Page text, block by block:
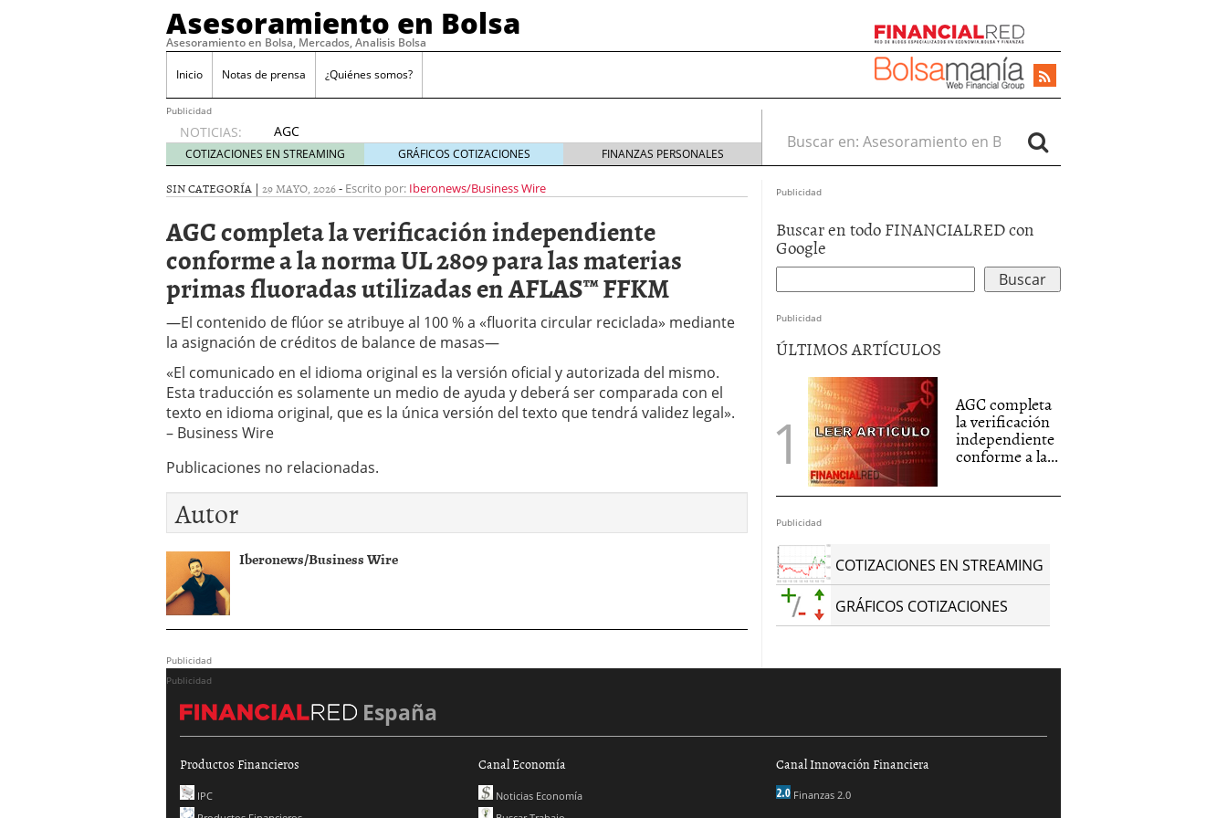
Asesoramiento en Bolsa
Asesoramiento en Bolsa, Mercados, Analisis Bolsa
Inicio Notas de prensa ¿Quiénes somos?
Publicidad
NOTICIAS:
AGC
completa
la
verificación
conforme
a la
norma
para las
materias
primas
fluoradas
utilizadas
en
AFLAS™
FFKM
2026
COTIZACIONES EN STREAMING GRÁFICOS COTIZACIONES FINANZAS PERSONALES
Buscar en:
SIN CATEGORÍA | 29 MAYO, 2026- Escrito por: Iberonews/Business Wire
AGC completa la verificación independiente
conforme a la norma UL 2809 para las materias
primas fluoradas utilizadas en AFLAS™ FFKM
—El contenido de flúor se atribuye al 100 % a «fluorita circular reciclada» mediante
la asignación de créditos de balance de masas—
«El comunicado en el idioma original es la versión oficial y autorizada del mismo.
Esta traducción es solamente un medio de ayuda y deberá ser comparada con el
texto en idioma original, que es la única versión del texto que tendrá validez legal».
– Business Wire
Publicaciones no relacionadas.
Autor
Iberonews/Business Wire
Publicidad
Publicidad
Buscar en todo FINANCIALRED con
Google
Publicidad
ÚLTIMOS ARTÍCULOS
AGC completa
la verificación
independiente
conforme a la...
Publicidad
COTIZACIONES EN STREAMING
GRÁFICOS COTIZACIONES
Publicidad
España
Productos Financieros
IPC
Canal Economía
Noticias Economía
Canal Innovación Financiera
Finanzas 2.0